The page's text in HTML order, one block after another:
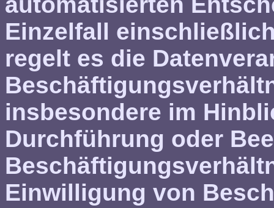
Einzelfall
regelt es die
insbesondere im
Durchführung oder
Einwilligung von